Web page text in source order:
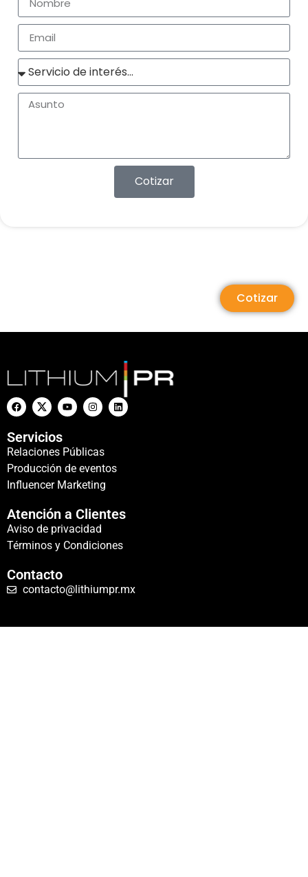
Cotizar
Cotizar
Servicios
Relaciones Públicas
Producción de eventos
Influencer Marketing
Atención a Clientes
Aviso de privacidad
Términos y Condiciones
Contacto
contacto@lithiumpr.mx